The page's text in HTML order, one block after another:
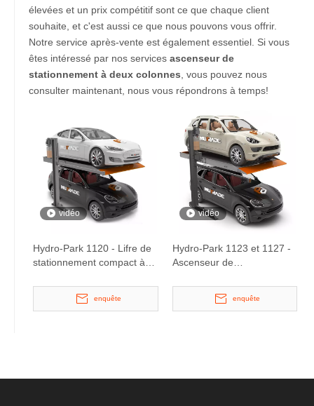
élevées et un prix compétitif sont ce que chaque client
souhaite, et c'est aussi ce que nous pouvons vous offrir.
Notre service après-vente est également essentiel. Si vous
êtes intéressé par nos services ascenseur de
stationnement à deux colonnes , vous pouvez nous
consulter maintenant, nous vous répondrons à temps!
vidéo
Hydro-Park 1120 - Lifre de
stationnement compact à 2
enquête
vidéo
Hydro-Park 1123 et 1127 -
Ascenseur de
postes
enquête